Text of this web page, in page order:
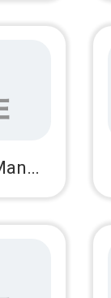
Christopher Manaduru